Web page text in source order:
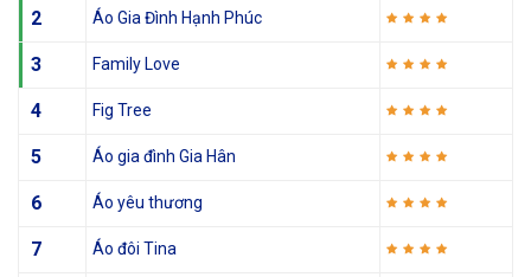
2 Áo Gia Đình Hạnh Phúc
3 Family Love
4 Fig Tree
5 Áo gia đình Gia Hân
6 Áo yêu thương
7 Áo đôi Tina